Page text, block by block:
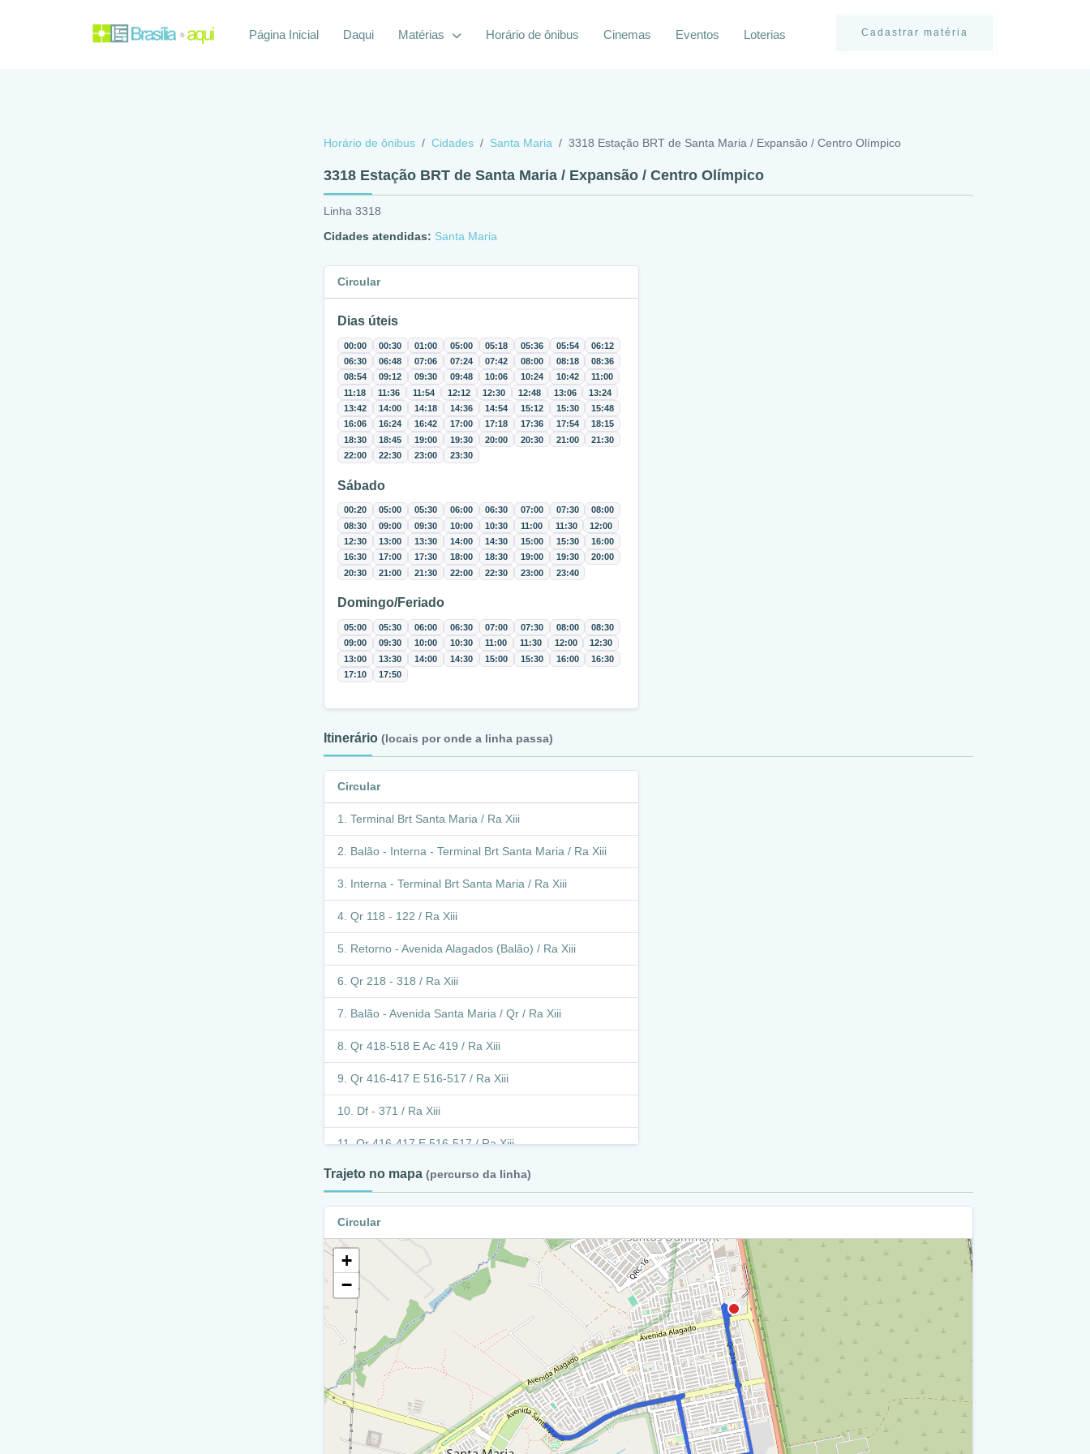
Cadastrar matéria
Página Inicial Daqui Matérias Horário de ônibus Cinemas Eventos Loterias
Horário de ônibus Cidades Santa Maria 3318 Estação BRT de Santa Maria / Expansão / Centro Olímpico
3318 Estação BRT de Santa Maria / Expansão / Centro Olímpico
Linha 3318
Cidades atendidas: Santa Maria
Circular
Dias úteis
00:00 00:30 01:00 05:00 05:18 05:36 05:54
06:12
06:30
06:48 07:06 07:24 07:42 08:00 08:18
08:36
08:54
09:12 09:30 09:48 10:06 10:24 10:42
11:00
11:18
11:36 11:54 12:12 12:30 12:48 13:06
13:24
13:42
14:00 14:18 14:36 14:54 15:12 15:30
15:48
16:06
16:24 16:42 17:00 17:18 17:36 17:54
18:15
18:30
18:45 19:00 19:30 20:00 20:30 21:00
21:30
22:00
22:30 23:00 23:30
Sábado
00:20 05:00 05:30 06:00 06:30 07:00 07:30
08:00
08:30
09:00 09:30 10:00 10:30 11:00 11:30
12:00
12:30
13:00 13:30 14:00 14:30 15:00 15:30
16:00
16:30
17:00 17:30 18:00 18:30 19:00 19:30
20:00
20:30
21:00 21:30 22:00 22:30 23:00 23:40
Domingo/Feriado
05:00 05:30 06:00 06:30 07:00 07:30 08:00
08:30
09:00
09:30 10:00 10:30 11:00 11:30 12:00
12:30
13:00
13:30 14:00 14:30 15:00 15:30 16:00
16:30
17:10
17:50
Itinerário (locais por onde a linha passa)
Circular
Terminal Brt Santa Maria / Ra Xiii
Balão - Interna - Terminal Brt Santa Maria / Ra Xiii
Interna - Terminal Brt Santa Maria / Ra Xiii
Qr 118 - 122 / Ra Xiii
Retorno - Avenida Alagados (Balão) / Ra Xiii
Qr 218 - 318 / Ra Xiii
Balão - Avenida Santa Maria / Qr / Ra Xiii
Qr 418-518 E Ac 419 / Ra Xiii
Qr 416-417 E 516-517 / Ra Xiii
Df - 371 / Ra Xiii
Qr 416-417 E 516-517 / Ra Xiii
Avenida Santa Maria / Ra Xiii
Retorno - Avenida Santa Maria (Cl 417) / Ra Xiii
Avenida Santa Maria / Ra Xiii
Retorno Av. Santa Maria / Ra Xiii
Avenida Santa Maria / Ra Xiii
Qr 416-417 E 516-517 / Ra Xiii
Df - 371 / Ra Xiii
Qr 416-417 E 516-517 / Ra Xiii
Qr 418-518 E Ac 419 / Ra Xiii
Trajeto no mapa (percurso da linha)
Circular
+
−